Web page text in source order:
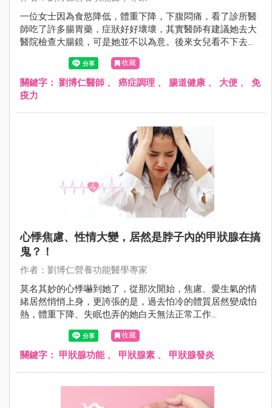
一位女士因為食慾降低，體重下降，下腹悶痛，看了診所醫
師吃了許多腸胃藥，症狀好好壞壞，其實醫師有建議她去大
醫院檢查大腸鏡，可是她並不以為意。後來女兒看不下去，
督促她去醫院照大腸鏡，赫然發現已經是大腸癌第四期，其
實她在一個月前曾看過大便顏色有些暗紅，但不以為意，如
果她一發現便便顏色異樣，立即就醫，結果絕對不會這麼嚴
重的。
收藏
關鍵字： 劉博仁醫師 、 癌症調理 、 腸道健康 、 大便 、 免
疫力
心悸焦慮、性情大變，居然是脖子內的甲狀腺在搞
鬼？！
作者：劉博仁營養功能醫學專家
莫名其妙的心悸嚇到她了，從那次開始，焦慮、愛生氣的情
緒居然悄悄上身，更誇張的是，過去怕冷的體質居然變成怕
熱，體重下降、失眠也弄的她白天無法正常工作...
收藏
關鍵字： 甲狀腺功能、 甲狀腺素 、 甲狀腺發炎